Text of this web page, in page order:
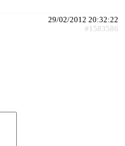
29/02/2012 20:32:22
#1583586